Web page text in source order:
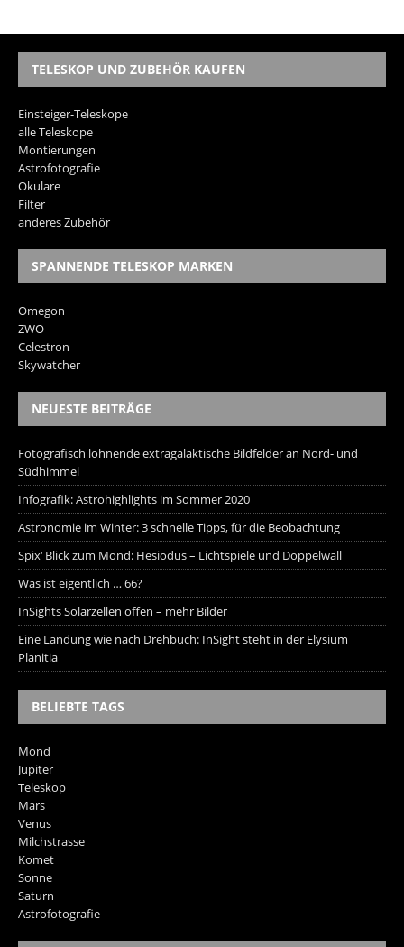
TELESKOP UND ZUBEHÖR KAUFEN
Einsteiger-Teleskope
alle Teleskope
Montierungen
Astrofotografie
Okulare
Filter
anderes Zubehör
SPANNENDE TELESKOP MARKEN
Omegon
ZWO
Celestron
Skywatcher
NEUESTE BEITRÄGE
Fotografisch lohnende extragalaktische Bildfelder an Nord- und
Südhimmel
Infografik: Astrohighlights im Sommer 2020
Astronomie im Winter: 3 schnelle Tipps, für die Beobachtung
Spix‘ Blick zum Mond: Hesiodus – Lichtspiele und Doppelwall
Was ist eigentlich … 66?
InSights Solarzellen offen – mehr Bilder
Eine Landung wie nach Drehbuch: InSight steht in der Elysium
Planitia
BELIEBTE TAGS
Mond
Jupiter
Teleskop
Mars
Venus
Milchstrasse
Komet
Sonne
Saturn
Astrofotografie